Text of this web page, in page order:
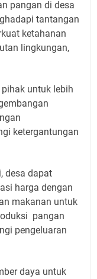
pangan di desa
tantangan
ketahanan
lingkungan,
untuk lebih
ketergantungan
desa dapat
harga dengan
makanan untuk
pangan
pengeluaran
daya untuk